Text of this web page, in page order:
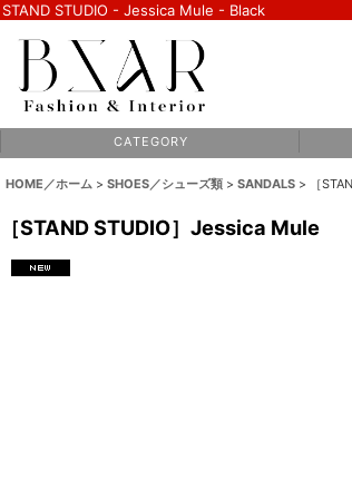
STAND STUDIO - Jessica Mule - Black
C A T E G O R Y
HOME／ホーム > SHOES／シューズ類 > SANDALS > ［
［STAND STUDIO］Jessica Mule